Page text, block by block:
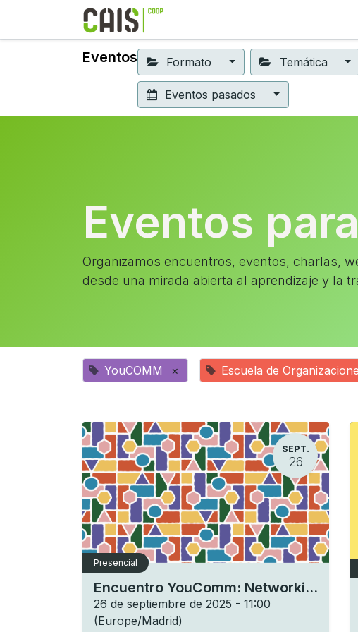
Eventos Formato Temática
Eventos pasados
Eventos
Organizamos encuentros, eventos, charlas,
desde una mirada abierta al aprendizaje y la
YouCOMM × Escuela de
SEPT.
26
Presencial
Encuentro YouComm: Networking de comunicación social
26 de septiembre de 2025 - 11:00
(Europe/Madrid)